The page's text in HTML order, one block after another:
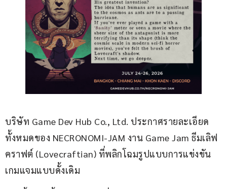
บริษัท Game Dev Hub Co., Ltd. ประกาศรายละเอียด
ทั้งหมดของ NECRONOMI-JAM งาน Game Jam ธีมเลิฟ
คราฟต์ (Lovecraftian) ที่พลิกโฉมรูปแบบการแข่งขัน
เกมแจมแบบดั้งเดิม